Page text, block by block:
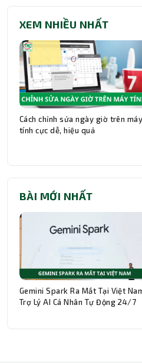
XEM NHIỀU NHẤT
Cách chỉnh sửa ngày giờ trên máy
tính cực dễ, hiệu quả
BÀI MỚI NHẤT
Gemini Spark Ra Mắt Tại Việt
Trợ Lý AI Cá Nhân Tự Động 24/7